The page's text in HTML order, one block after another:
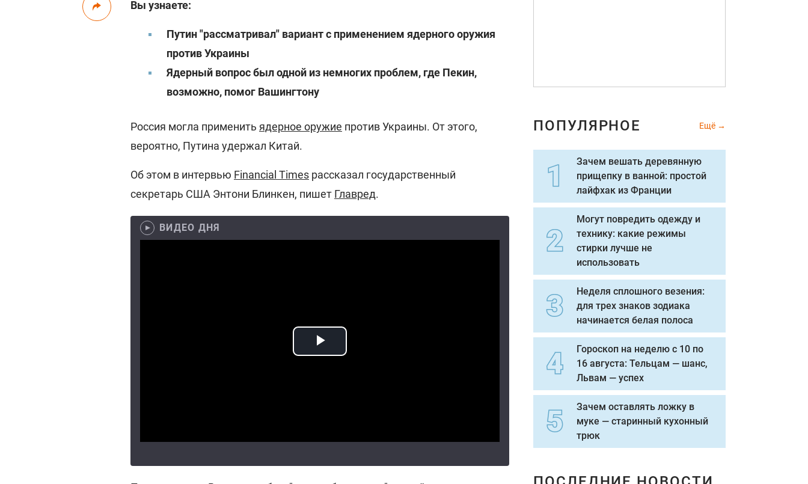
Вы узнаете:
Путин "рассматривал" вариант с применением ядерного оружия
против Украины
Ядерный вопрос был одной из немногих проблем, где Пекин,
возможно, помог Вашингтону
Россия могла применить ядерное оружие против Украины. От этого,
вероятно, Путина удержал Китай.
Об этом в интервью Financial Times рассказал государственный
секретарь США Энтони Блинкен, пишет Главред.
ВИДЕО ДНЯ
ПОПУЛЯРНОЕ Ещё
Зачем вешать деревянную
прищепку в ванной: простой
лайфхак из Франции
Могут повредить одежду и
технику: какие режимы
стирки лучше не
использовать
Неделя сплошного везения:
для трех знаков зодиака
начинается белая полоса
Гороскоп на неделю с 10 по
16 августа: Тельцам — шанс,
Львам — успех
Зачем оставлять ложку в
муке — старинный кухонный
трюк